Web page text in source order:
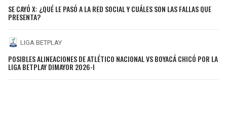
SE CAYÓ X: ¿QUÉ LE PASÓ A LA RED SOCIAL Y CUÁLES SON LAS FALLAS QUE
PRESENTA?
LIGA BETPLAY
POSIBLES ALINEACIONES DE ATLÉTICO NACIONAL VS BOYACÁ CHICÓ POR LA
LIGA BETPLAY DIMAYOR 2026-I